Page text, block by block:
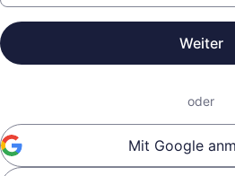
Weiter
oder
Mit Google